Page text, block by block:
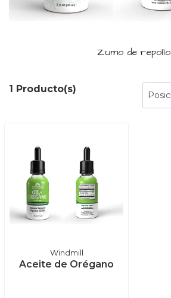
Zumo de repollo
1 Producto(s)
Windmill
Aceite de Orégano